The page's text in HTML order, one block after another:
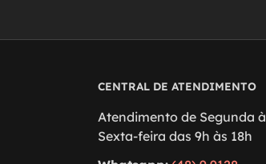
CENTRAL DE ATENDIMENTO
Atendimento de Segunda à
Sexta-feira das 9h às 18h